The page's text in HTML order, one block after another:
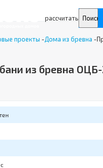
рассчитать Поиск
проекты -Дома из бревна -
из бревна